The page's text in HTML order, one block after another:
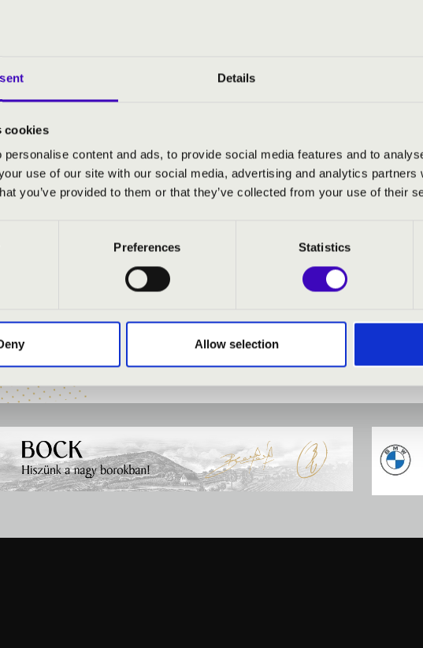
Details
cookies
personalise content and ads, to provide social media features and to
use of our site with our social media, advertising and analytics partners
you’ve provided to them or that they’ve collected from your use of their
Preferences Statistics
Allow selection
vármegye
ÉS JEGYÁRAK